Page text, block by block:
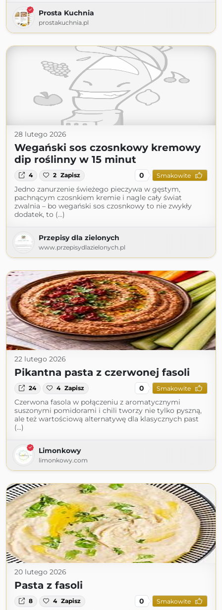
Prosta Kuchnia
prostakuchnia.pl
28 lutego 2026
Wegański sos czosnkowy kremowy
dip roślinny w 15 minut
4 2 Zapisz 0 Smakowite
Jedno zanurzenie świeżego pieczywa w gęstym,
pachnącym czosnkiem kremie i nagle cały świat
zwalnia – bo wegański sos czosnkowy to nie zwykły
dodatek, to (...)
Przepisy dla zielonych
www.przepisydlazielonych.pl
22 lutego 2026
Pikantna pasta z czerwonej fasoli
24 4 Zapisz 0 Smakowite
Czerwona fasola w połączeniu z aromatycznymi
suszonymi pomidorami i chili tworzy nie tylko pyszną,
ale też wartościową alternatywę dla klasycznych past
(...)
Limonkowy
limonkowy.com
20 lutego 2026
Pasta z fasoli
8 4 Zapisz 0 Smakowite